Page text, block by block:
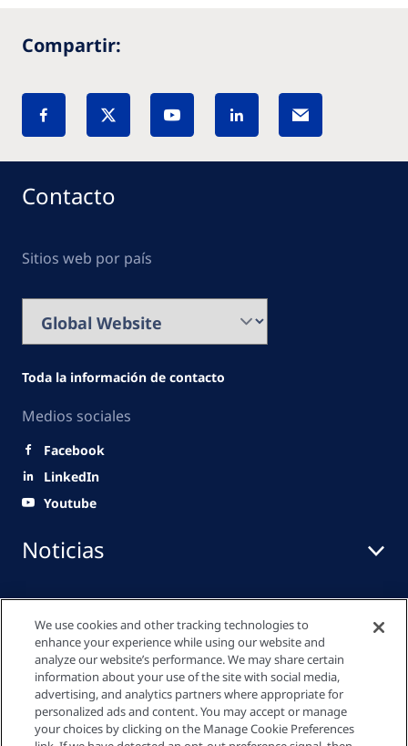
Compartir:
Noticias
Centro de medios
Enlaces rápidos
Contacto
Sitios web por país
Toda la información de contacto
Medios sociales
Facebook
LinkedIn
Youtube
We use cookies and other tracking technologies to
enhance your experience while using our website and
analyze our website’s performance. We may share certain
information about your use of the site with social media,
advertising, and analytics partners where appropriate for
personalized ads and content. You may accept or manage
your choices by clicking on the Manage Cookie Preferences